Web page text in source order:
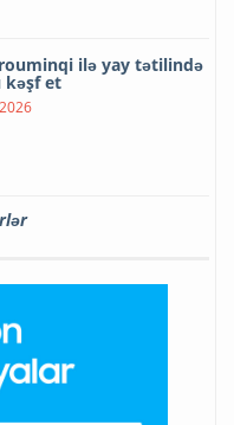
ilə yay tətilində
kəşf et